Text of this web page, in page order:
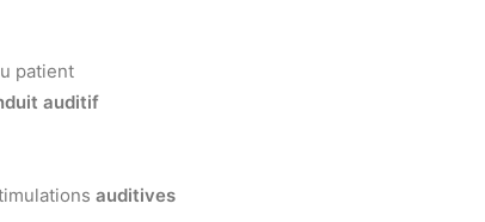
patient
auditif
auditives